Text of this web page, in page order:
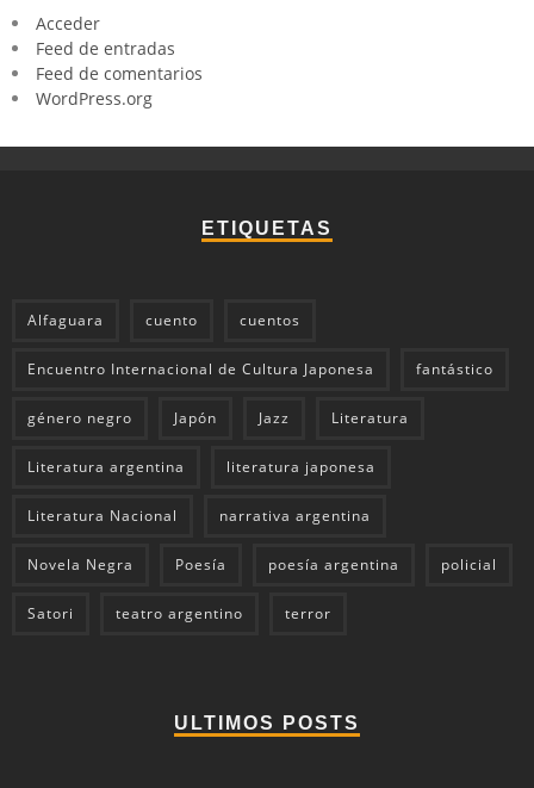
Acceder
Feed de entradas
Feed de comentarios
WordPress.org
ETIQUETAS
Alfaguara cuento cuentos
Encuentro Internacional de Cultura Japonesa fantástico
género negro Japón Jazz Literatura
Literatura argentina literatura japonesa
Literatura Nacional narrativa argentina
Novela Negra Poesía poesía argentina policial
Satori teatro argentino terror
ULTIMOS POSTS